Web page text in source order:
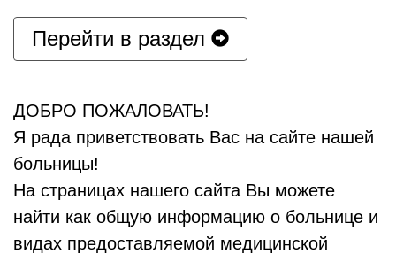
Перейти в раздел
ДОБРО ПОЖАЛОВАТЬ!
Я рада приветствовать Вас на сайте нашей
больницы!
На страницах нашего сайта Вы можете
найти как общую информацию о больнице и
видах предоставляемой медицинской